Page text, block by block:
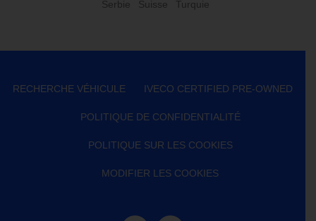
Serbie
Suisse Turquie
RECHERCHE VÉHICULE IVECO CERTIFIED PRE-OWNED
POLITIQUE DE CONFIDENTIALITÉ
POLITIQUE SUR LES COOKIES
MODIFIER LES COOKIES